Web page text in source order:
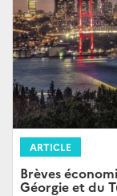
ARTICLE
Brèves
Géorgie et du